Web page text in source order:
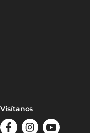
Visítanos